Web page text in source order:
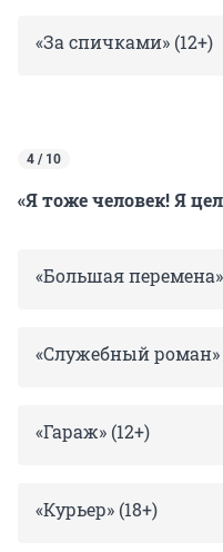
«За спичками» (12+)
4 / 10
«Я тоже человек! Я
«Большая
«Служебный роман»
«Гараж» (12+)
«Курьер» (18+)